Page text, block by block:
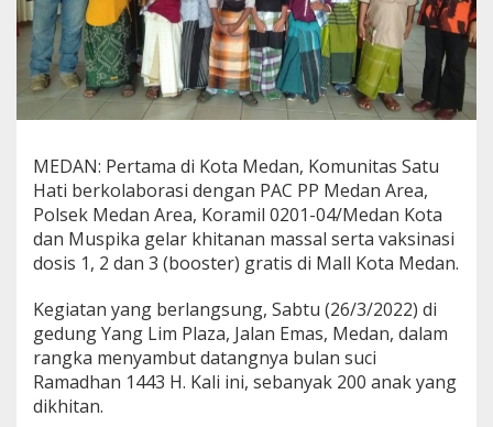
MEDAN: Pertama di Kota Medan, Komunitas Satu
Hati berkolaborasi dengan PAC PP Medan Area,
Polsek Medan Area, Koramil 0201-04/Medan Kota
dan Muspika gelar khitanan massal serta vaksinasi
dosis 1, 2 dan 3 (booster) gratis di Mall Kota Medan.
Kegiatan yang berlangsung, Sabtu (26/3/2022) di
gedung Yang Lim Plaza, Jalan Emas, Medan, dalam
rangka menyambut datangnya bulan suci
Ramadhan 1443 H. Kali ini, sebanyak 200 anak yang
dikhitan.